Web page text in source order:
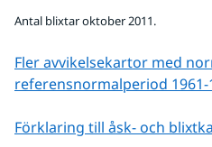
Antal blixtar oktober 2011.
Fler avvikelsekartor med
referens­normalperiod 1961-
Förklaring till åsk- och